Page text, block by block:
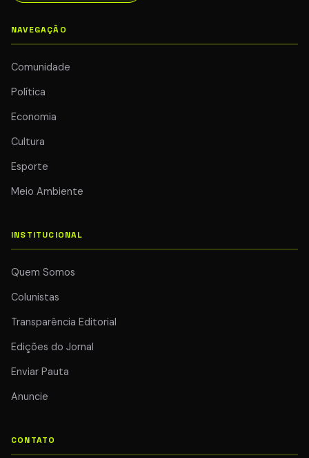
NAVEGAÇÃO
Comunidade
Política
Economia
Cultura
Esporte
Meio Ambiente
INSTITUCIONAL
Quem Somos
Colunistas
Transparência Editorial
Edições do Jornal
Enviar Pauta
Anuncie
CONTATO